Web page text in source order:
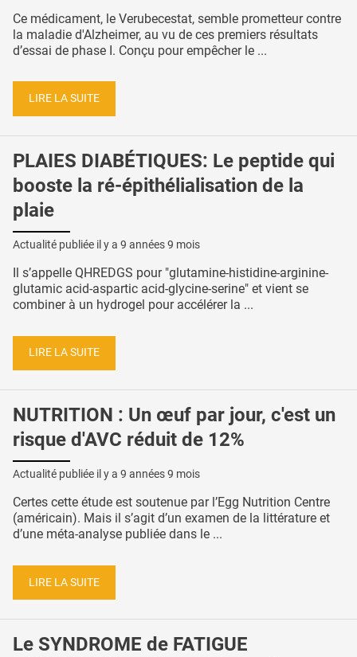
Ce médicament, le Verubecestat, semble prometteur contre
la maladie d'Alzheimer, au vu de ces premiers résultats
d’essai de phase I. Conçu pour empêcher le ...
LIRE LA SUITE
PLAIES DIABÉTIQUES: Le peptide qui
booste la ré-épithélialisation de la
plaie
Actualité publiée il y a 9 années 9 mois
Il s’appelle QHREDGS pour "glutamine-histidine-arginine-
glutamic acid-aspartic acid-glycine-serine" et vient se
combiner à un hydrogel pour accélérer la ...
LIRE LA SUITE
NUTRITION : Un œuf par jour, c'est un
risque d'AVC réduit de 12%
Actualité publiée il y a 9 années 9 mois
Certes cette étude est soutenue par l’Egg Nutrition Centre
(américain). Mais il s’agit d’un examen de la littérature et
d’une méta-analyse publiée dans le ...
LIRE LA SUITE
Le SYNDROME de FATIGUE